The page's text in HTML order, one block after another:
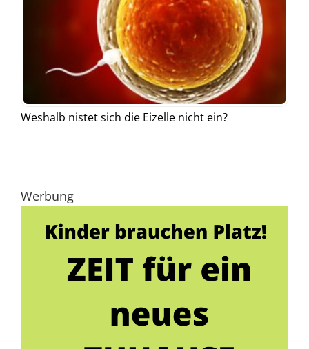
Weshalb nistet sich die Eizelle nicht ein?
Werbung